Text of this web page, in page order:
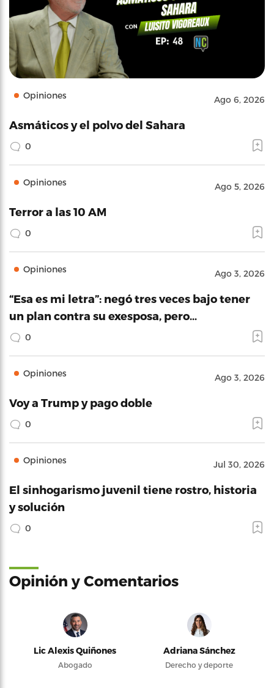
Opiniones Ago 6, 2026
Asmáticos y el polvo del Sahara
0
Opiniones Ago 5, 2026
Terror a las 10 AM
0
Opiniones Ago 3, 2026
“Esa es mi letra”: negó tres veces bajo tener
un plan contra su exesposa, pero…
0
Opiniones Ago 3, 2026
Voy a Trump y pago doble
0
Opiniones Jul 30, 2026
El sinhogarismo juvenil tiene rostro, historia
y solución
0
Opinión y Comentarios
Lic Alexis Quiñones
Abogado
Adriana Sánchez
Derecho y deporte